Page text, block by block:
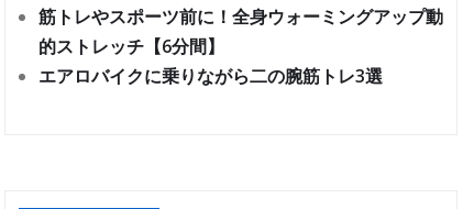
筋トレやスポーツ前に！全身ウォーミングアップ動
的ストレッチ【6分間】
エアロバイクに乗りながら二の腕筋トレ3選